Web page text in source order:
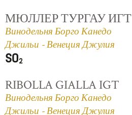
МЮЛЛЕР ТУРГАУ ИГТ
Винодельня Борго Канедо
Джильи - Венеция Джулия
RIBOLLA GIALLA IGT
Винодельня Борго Канедо
Джильи - Венеция Джулия